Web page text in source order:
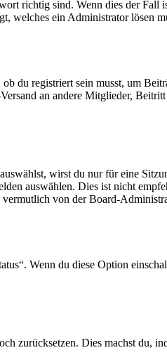
richtig sind. Wenn dies der
welches ein Administrator lösen
du registriert sein musst, um
an andere Mitglieder,
wirst du nur für eine
auswählen. Dies ist nicht
von der Board-
Wenn du diese Option
zurücksetzen. Dies machst du,